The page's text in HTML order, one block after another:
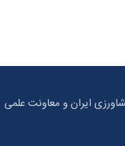
ایران و معاونت علمی